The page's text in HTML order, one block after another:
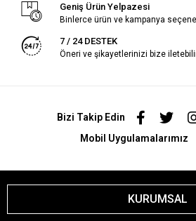
Geniş Ürün Yelpazesi
Binlerce ürün ve kampanya
7 / 24 DESTEK
Öneri ve şikayetlerinizi bize
Bizi Takip Edin
Mobil Uygulamalarımız
KURUMSAL